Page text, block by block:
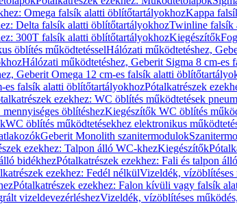
Omega falsík alatti öblítőtartályokhozKappa
Delta falsík alatti öblítőtartályokhozTwinline falsík
300T falsík alatti öblítőtartályokhozKiegészítők
öblítés működtetésselHálózati működtetéshez,
Hálózati működtetéshez, Geberit Sigma 8 cm-es
Geberit Omega 12 cm-es falsík alatti
es falsík alatti öblítőtartályokhozPótalkatrészek
ezekhez: WC öblítés működtetések
öblítéshezKiegészítők WC öblítés
WC öblítés működtetésekhez elektronikus
Geberit Monolith szanitermodulok
ezekhez: Talpon álló WC-khezKiegészítők
bidékhezPótalkatrészek ezekhez: Fali és talpon
ezekhez: Fedél nélkülVizeldék,
Pótalkatrészek ezekhez: Falon kívüli vagy falsík
vizeldevezérléshezVizeldék, vízöblítéses